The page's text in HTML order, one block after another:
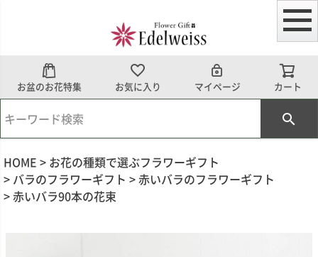
お盆のお花特集 お気に入り マイページ カート
HOME
お花の種類で選ぶフラワーギフト
バラのフラワーギフト
赤いバラのフラワーギフト
赤いバラ90本の花束